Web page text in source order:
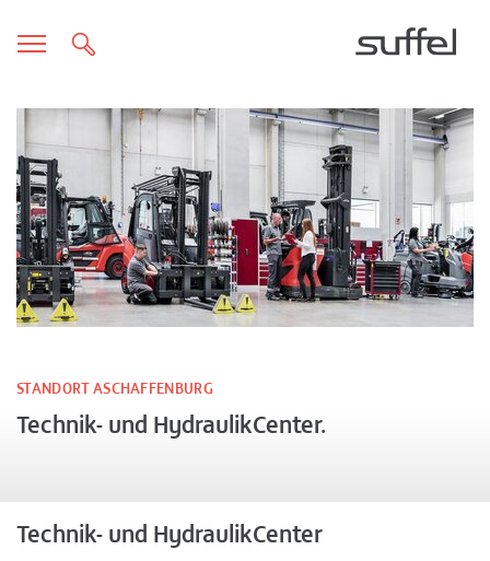
STANDORT ASCHAFFENBURG
Technik- und HydraulikCenter.
Technik- und HydraulikCenter